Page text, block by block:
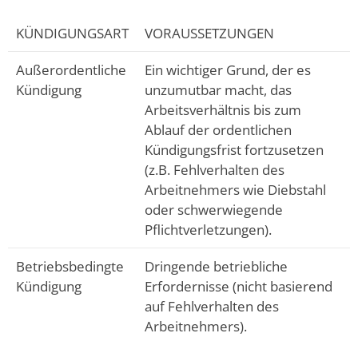
KÜNDIGUNGSART
VORAUSSETZUNGEN
Außerordentliche
Kündigung
Ein wichtiger Grund, der es
unzumutbar macht, das
Arbeitsverhältnis bis zum
Ablauf der ordentlichen
Kündigungsfrist fortzusetzen
(z.B. Fehlverhalten des
Arbeitnehmers wie Diebstahl
oder schwerwiegende
Pflichtverletzungen).
Betriebsbedingte
Kündigung
Dringende betriebliche
Erfordernisse (nicht basierend
auf Fehlverhalten des
Arbeitnehmers).